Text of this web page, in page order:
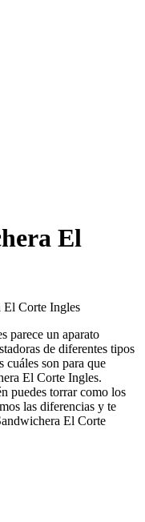
El
El Corte Ingles
parece un aparato
de diferentes tipos
cuáles son para que
El Corte Ingles.
puedes torrar como los
las diferencias y te
El Corte